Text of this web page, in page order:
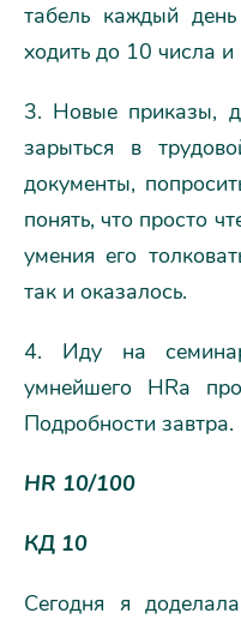
табель каждый
ходить до 10 числа и
3. Новые приказы,
зарыться в
документы,
понять, что просто
умения его
так и оказалось.
4. Иду на
умнейшего HRa
Подробности завтра.
HR 10/100
КД 10
Сегодня я